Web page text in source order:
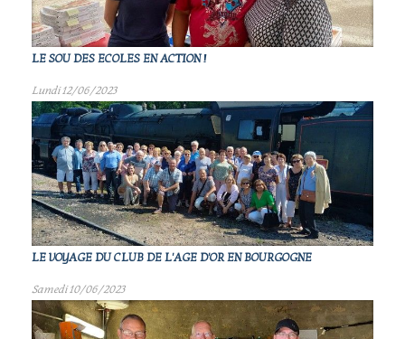
LE SOU DES ECOLES EN ACTION !
Lundi 12/06/2023
LE VOYAGE DU CLUB DE L'AGE D'OR EN BOURGOGNE
Samedi 10/06/2023